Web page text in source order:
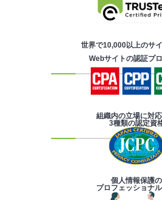
世界で10,000以上のサ
Webサイトの認証プ
組織内の立場に対
3種類の認定資
個人情報保護の
プロフェッショナ